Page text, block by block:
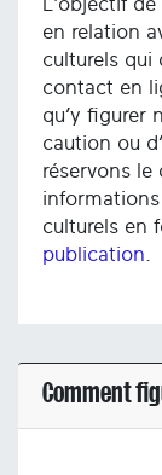
L'objectif
en relation
culturels qui
contact en
qu’y figurer
caution ou
réservons
culturels en
publication
Comment